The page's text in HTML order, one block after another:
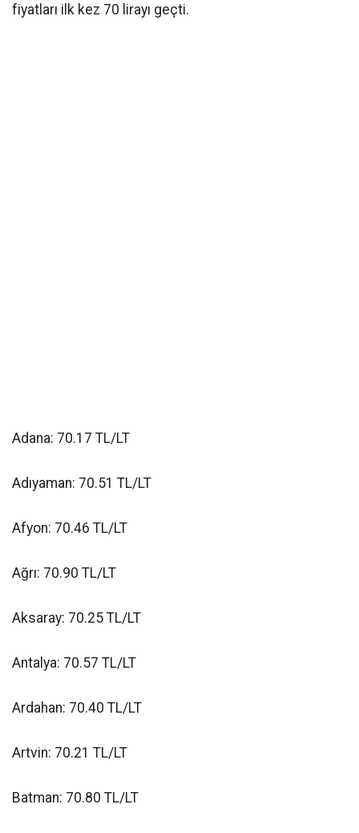
fiyatları ilk kez 70 lirayı geçti.
Adana: 70.17 TL/LT
Adıyaman: 70.51 TL/LT
Afyon: 70.46 TL/LT
Ağrı: 70.90 TL/LT
Aksaray: 70.25 TL/LT
Antalya: 70.57 TL/LT
Ardahan: 70.40 TL/LT
Artvin: 70.21 TL/LT
Batman: 70.80 TL/LT